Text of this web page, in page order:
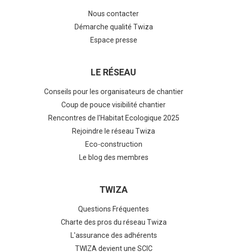
Nous contacter
Démarche qualité Twiza
Espace presse
LE RÉSEAU
Conseils pour les organisateurs de chantier
Coup de pouce visibilité chantier
Rencontres de l'Habitat Ecologique 2025
Rejoindre le réseau Twiza
Eco-construction
Le blog des membres
TWIZA
Questions Fréquentes
Charte des pros du réseau Twiza
L'assurance des adhérents
TWIZA devient une SCIC